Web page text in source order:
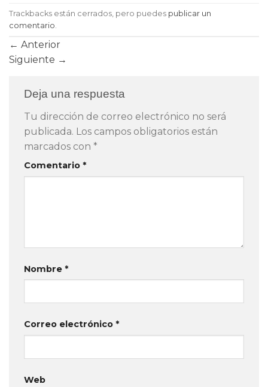
Trackbacks están cerrados, pero puedes publicar un
comentario
← Anterior
Siguiente →
Deja una respuesta
Tu dirección de correo electrónico no será
publicada. Los campos obligatorios están
marcados con *
Comentario *
Nombre *
Correo electrónico *
Web